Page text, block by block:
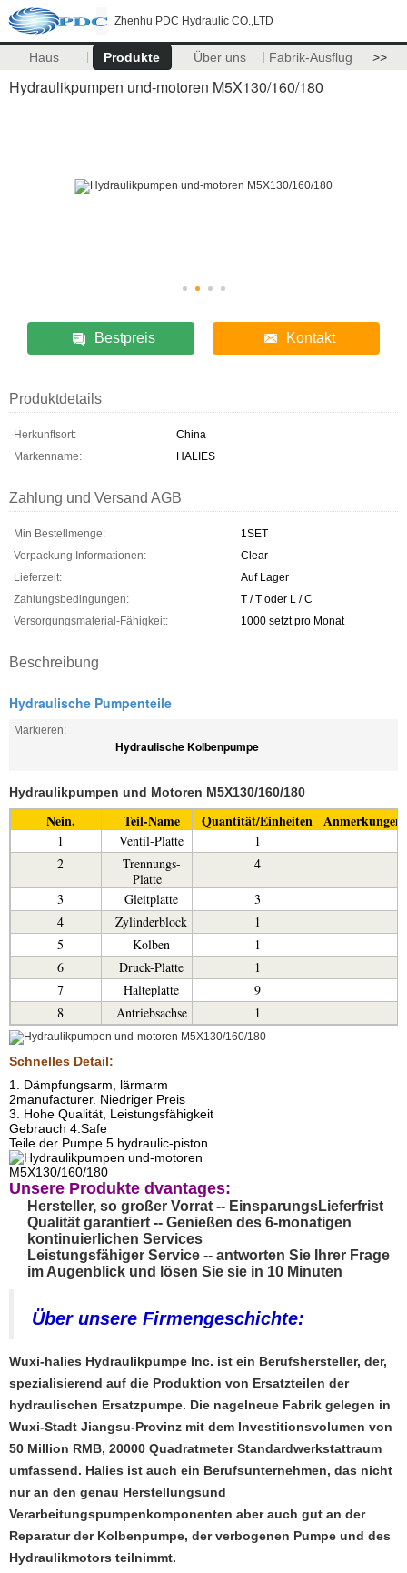
Zhenhu PDC Hydraulic CO.,LTD
Haus Produkte Über uns Fabrik-Ausflug >>
Hydraulikpumpen und-motoren M5X130/160/180
Bestpreis Kontakt
Produktdetails
Herkunftsort:
China
Markenname:
HALIES
Zahlung und Versand AGB
Min Bestellmenge:
1SET
Verpackung Informationen:
Clear
Lieferzeit:
Auf Lager
Zahlungsbedingungen:
T / T oder L / C
Versorgungsmaterial-Fähigkeit:
1000 setzt pro Monat
Beschreibung
Hydraulische Pumpenteile
Markieren:
Hydraulische Kolbenpumpe
Hydraulikpumpen und Motoren M5X130/160/180
Nein. Teil-Name Quantität/Einheiten Anmerkungen
1 Ventil-Platte
1
2
Trennungs-
Platte
4
3 Gleitplatte
3
4
Zylinderblock
1
5
Kolben
1
6
Druck-Platte
1
7
Halteplatte
9
8
Antriebsachse 1
Schnelles Detail:
1. Dämpfungsarm, lärmarm
2manufacturer. Niedriger Preis
3. Hohe Qualität, Leistungsfähigkeit
Gebrauch 4.Safe
Teile der Pumpe 5.hydraulic-piston
Unsere Produkte dvantages:
Hersteller, so großer Vorrat -- EinsparungsLieferfrist
Qualität garantiert -- Genießen des 6-monatigen
kontinuierlichen Services
Leistungsfähiger Service -- antworten Sie Ihrer Frage
im Augenblick und lösen Sie sie in 10 Minuten
Über unsere Firmengeschichte:
Wuxi-halies Hydraulikpumpe Inc. ist ein Berufshersteller, der,
spezialisierend auf die Produktion von Ersatzteilen der
hydraulischen Ersatzpumpe. Die nagelneue Fabrik gelegen in
Wuxi-Stadt Jiangsu-Provinz mit dem Investitionsvolumen von
50 Million RMB, 20000 Quadratmeter Standardwerkstattraum
umfassend. Halies ist auch ein Berufsunternehmen, das nicht
nur an den genau Herstellungsund
Verarbeitungspumpenkomponenten aber auch gut an der
Reparatur der Kolbenpumpe, der verbogenen Pumpe und des
Hydraulikmotors teilnimmt.